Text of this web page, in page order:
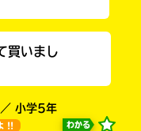
買いまし
小学5年
!! わかる